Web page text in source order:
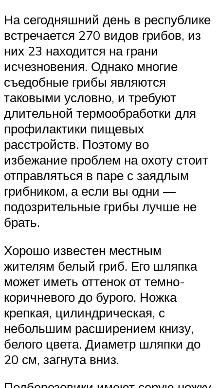
На сегодняшний день в республике
встречается 270 видов грибов, из
них 23 находится на грани
исчезновения. Однако многие
съедобные грибы являются
таковыми условно, и требуют
длительной термообработки для
профилактики пищевых
расстройств. Поэтому во
избежание проблем на охоту стоит
отправляться в паре с заядлым
грибником, а если вы одни —
подозрительные грибы лучше не
брать.
Хорошо известен местным
жителям белый гриб. Его шляпка
может иметь оттенок от темно-
коричневого до бурого. Ножка
крепкая, цилиндрическая, с
небольшим расширением книзу,
белого цвета. Диаметр шляпки до
20 см, загнута вниз.